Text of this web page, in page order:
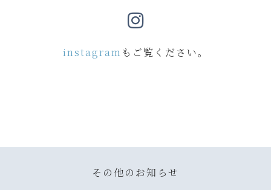
instagram もご覧ください。
その他のお知らせ